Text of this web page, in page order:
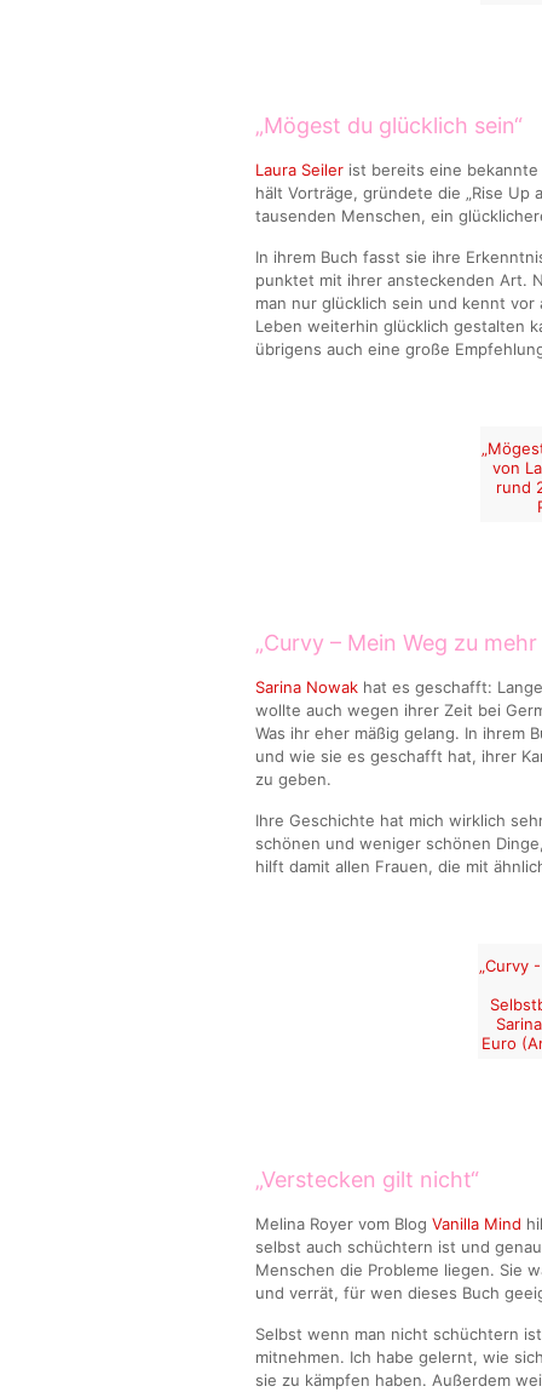
„Mögest du glücklich sein“
Laura Seilerist bereits eine bekannte
hält Vorträge, gründete die „Rise Up
tausenden Menschen, ein
In ihrem Buch fasst sie ihre
punktet mit ihrer ansteckenden Art.
man nur glücklich sein und kennt
Leben weiterhin glücklich gestalten
übrigens auch eine große
von
rund
„Curvy – Mein Weg zu
Sarina Nowakhat es geschafft:
wollte auch wegen ihrer Zeit bei
Was ihr eher mäßig gelang. In ihrem
und wie sie es geschafft hat, ihrer
zu geben.
Ihre Geschichte hat mich wirklich
schönen und weniger schönen
hilft damit allen Frauen, die mit
„Curvy
Euro
„Verstecken gilt nicht“
Melina Royer vom Blog Vanilla Mind
selbst auch schüchtern ist und
Menschen die Probleme liegen. Sie
und verrät, für wen dieses Buch
Selbst wenn man nicht schüchtern
mitnehmen. Ich habe gelernt, wie
sie zu kämpfen haben. Außerdem